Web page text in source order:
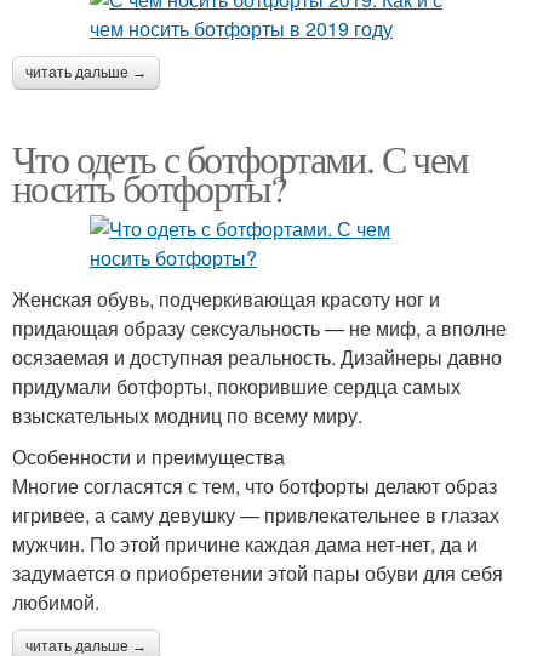
читать дальше →
Что одеть с ботфортами. С чем
носить ботфорты?
Женская обувь, подчеркивающая красоту ног и
придающая образу сексуальность — не миф, а вполне
осязаемая и доступная реальность. Дизайнеры давно
придумали ботфорты, покорившие сердца самых
взыскательных модниц по всему миру.
Особенности и преимущества
Многие согласятся с тем, что ботфорты делают образ
игривее, а саму девушку — привлекательнее в глазах
мужчин. По этой причине каждая дама нет-нет, да и
задумается о приобретении этой пары обуви для себя
любимой.
читать дальше →